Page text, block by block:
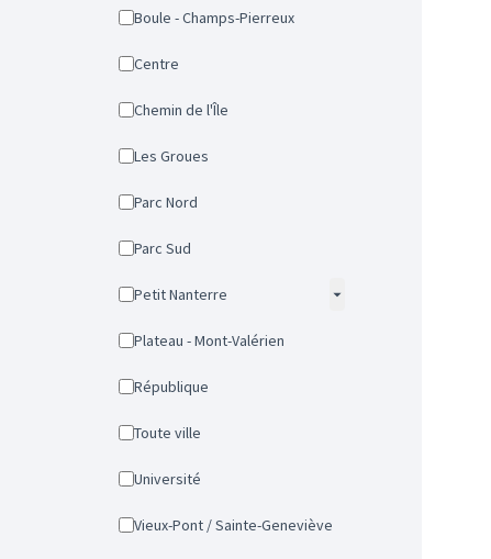
Boule - Champs-Pierreux
Centre
Chemin de l'Île
Les Groues
Parc Nord
Parc Sud
Petit Nanterre
Plateau - Mont-Valérien
République
Toute ville
Université
Vieux-Pont / Sainte-Geneviève